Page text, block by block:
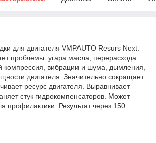
для двигателя VMPAUTO Resurs Next.
проблемы: угара масла, перерасхода
компрессия, вибрации и шума, дымления,
двигателя. Значительно сокращает
ресурс двигателя. Выравнивает
стук гидрокомпенсаторов. Может
профилактики. Результат через 150